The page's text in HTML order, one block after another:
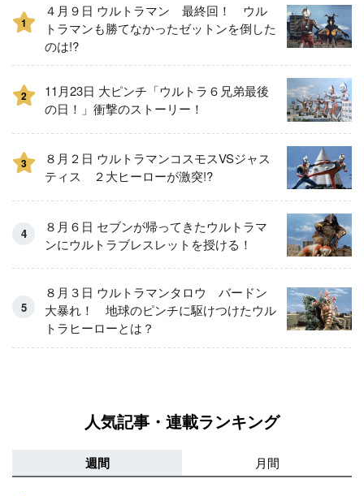
1
４月９日 ウルトラマン 最終回！ ウル
トラマンも勝てなかったゼットンを倒した
のは!?
2
11月23日 大ピンチ「ウルトラ６兄弟最後
の日！」衝撃のストーリー！
3
８月２日 ウルトラマンコスモスVSジャス
ティス ２大ヒーローが激突!?
８月６日 セブンが帰ってきたウルトラマ
ンにウルトラブレスレットを授ける！
８月３日 ウルトラマンタロウ バードン
大暴れ！ 地球のピンチに駆けつけたウル
トラヒーローとは？
人気記事・連載ランキング
週間 月間